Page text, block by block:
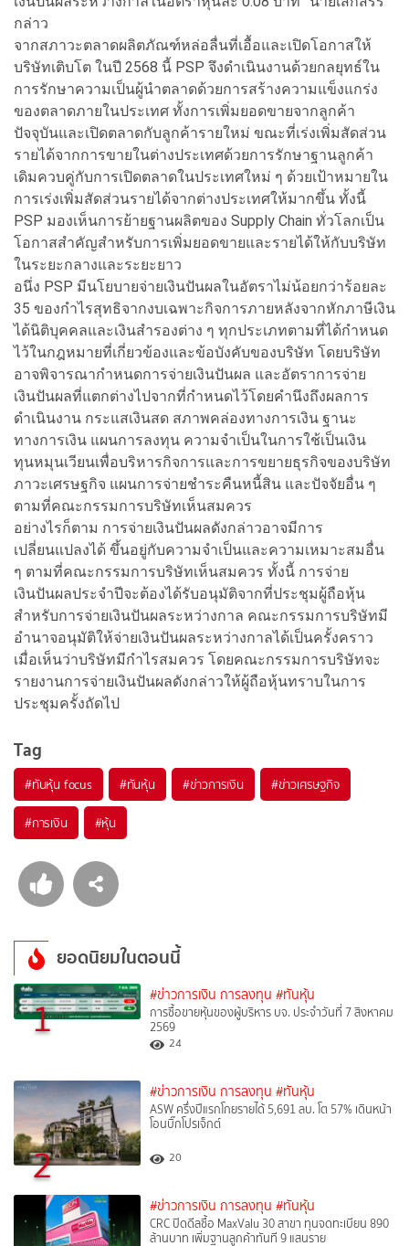
กล่าว
จากสภาวะตลาดผลิตภัณฑ์หล่อลื่นที่เอื้อและเปิดโอกาสให้
บริษัทเติบโต ในปี 2568 นี้ PSP จึงดำเนินงานด้วยกลยุทธ์ใน
การรักษาความเป็นผู้นำตลาดด้วยการสร้างความแข็งแกร่ง
ของตลาดภายในประเทศ ทั้งการเพิ่มยอดขายจากลูกค้า
ปัจจุบันและเปิดตลาดกับลูกค้ารายใหม่ ขณะที่เร่งเพิ่มสัดส่วน
รายได้จากการขายในต่างประเทศด้วยการรักษาฐานลูกค้า
เดิมควบคู่กับการเปิดตลาดในประเทศใหม่ ๆ ด้วยเป้าหมายใน
การเร่งเพิ่มสัดส่วนรายได้จากต่างประเทศให้มากขึ้น ทั้งนี้
PSP มองเห็นการย้ายฐานผลิตของ Supply Chain ทั่วโลกเป็น
โอกาสสำคัญสำหรับการเพิ่มยอดขายและรายได้ให้กับบริษัท
ในระยะกลางและระยะยาว
อนึ่ง PSP มีนโยบายจ่ายเงินปันผลในอัตราไม่น้อยกว่าร้อยละ
35 ของกำไรสุทธิจากงบเฉพาะกิจการภายหลังจากหักภาษีเงิน
ได้นิติบุคคลและเงินสำรองต่าง ๆ ทุกประเภทตามที่ได้กำหนด
ไว้ในกฎหมายที่เกี่ยวข้องและข้อบังคับของบริษัท โดยบริษัท
อาจพิจารณากำหนดการจ่ายเงินปันผล และอัตราการจ่าย
เงินปันผลที่แตกต่างไปจากที่กำหนดไว้โดยคำนึงถึงผลการ
ดำเนินงาน กระแสเงินสด สภาพคล่องทางการเงิน ฐานะ
ทางการเงิน แผนการลงทุน ความจำเป็นในการใช้เป็นเงิน
ทุนหมุนเวียนเพื่อบริหารกิจการและการขยายธุรกิจของบริษัท
ภาวะเศรษฐกิจ แผนการจ่ายชำระคืนหนี้สิน และปัจจัยอื่น ๆ
ตามที่คณะกรรมการบริษัทเห็นสมควร
อย่างไรก็ตาม การจ่ายเงินปันผลดังกล่าวอาจมีการ
เปลี่ยนแปลงได้ ขึ้นอยู่กับความจำเป็นและความเหมาะสมอื่น
ๆ ตามที่คณะกรรมการบริษัทเห็นสมควร ทั้งนี้ การจ่าย
เงินปันผลประจำปีจะต้องได้รับอนุมัติจากที่ประชุมผู้ถือหุ้น
สำหรับการจ่ายเงินปันผลระหว่างกาล คณะกรรมการบริษัทมี
อำนาจอนุมัติให้จ่ายเงินปันผลระหว่างกาลได้เป็นครั้งคราว
เมื่อเห็นว่าบริษัทมีกำไรสมควร โดยคณะกรรมการบริษัทจะ
รายงานการจ่ายเงินปันผลดังกล่าวให้ผู้ถือหุ้นทราบในการ
ประชุมครั้งถัดไป
Tag
#ทันหุ้น focus #ทันหุ้น #ข่าวการเงิน #ข่าวเศรษฐกิจ
#การเงิน #หุ้น
ยอดนิยมในตอนนี้
1 #ข่าวการเงิน การลงทุน #ทันหุ้น
การซื้อขายหุ้นของผู้บริหาร บจ. ประจำวันที่ 7 สิงหาคม
2569
24
2
#ข่าวการเงิน การลงทุน #ทันหุ้น
ASW ครึ่งปีแรกโกยรายได้ 5,691 ลบ. โต 57% เดินหน้า
โอนบิ๊กโปรเจ็กต์
20
#ข่าวการเงิน การลงทุน #ทันหุ้น
CRC ปิดดีลซื้อ MaxValu 30 สาขา ทุนจดทะเบียน 890
ล้านบาท เพิ่มฐานลูกค้าทันที 9 แสนราย